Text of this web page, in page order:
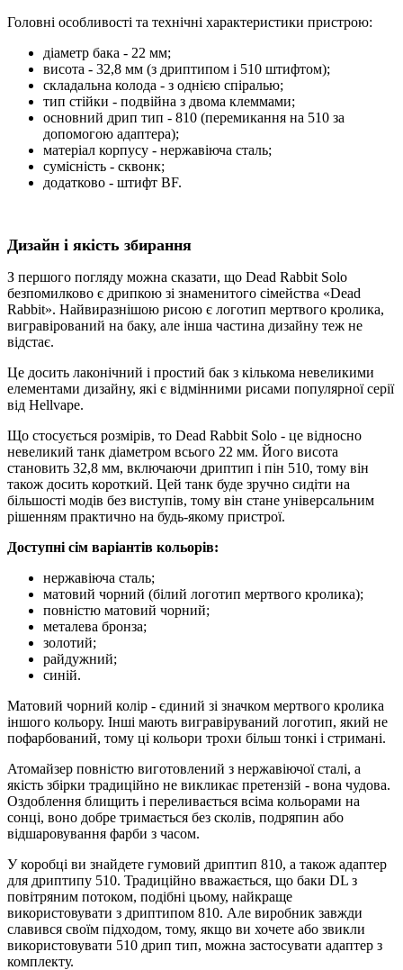
Головні особливості та технічні характеристики пристрою:
діаметр бака - 22 мм;
висота - 32,8 мм (з дриптипом і 510 штифтом);
складальна колода - з однією спіралью;
тип стійки - подвійна з двома клеммами;
основний дрип тип - 810 (перемикання на 510 за
допомогою адаптера);
матеріал корпусу - нержавіюча сталь;
сумісність - сквонк;
додатково - штифт BF.
Дизайн і якість збирання
З першого погляду можна сказати, що Dead Rabbit Solo
безпомилково є дрипкою зі знаменитого сімейства «Dead
Rabbit». Найвиразнішою рисою є логотип мертвого кролика,
вигравірований на баку, але інша частина дизайну теж не
відстає.
Це досить лаконічний і простий бак з кількома невеликими
елементами дизайну, які є відмінними рисами популярної серії
від Hellvape.
Що стосується розмірів, то Dead Rabbit Solo - це відносно
невеликий танк діаметром всього 22 мм. Його висота
становить 32,8 мм, включаючи дриптип і пін 510, тому він
також досить короткий. Цей танк буде зручно сидіти на
більшості модів без виступів, тому він стане універсальним
рішенням практично на будь-якому пристрої.
Доступні сім варіантів кольорів:
нержавіюча сталь;
матовий чорний (білий логотип мертвого кролика);
повністю матовий чорний;
металева бронза;
золотий;
райдужний;
синій.
Матовий чорний колір - єдиний зі значком мертвого кролика
іншого кольору. Інші мають вигравіруваний логотип, який не
пофарбований, тому ці кольори трохи більш тонкі і стримані.
Атомайзер повністю виготовлений з нержавіючої сталі, а
якість збірки традиційно не викликає претензій - вона чудова.
Оздоблення блищить і переливається всіма кольорами на
сонці, воно добре тримається без сколів, подряпин або
відшаровування фарби з часом.
У коробці ви знайдете гумовий дриптип 810, а також адаптер
для дриптипу 510. Традиційно вважається, що баки DL з
повітряним потоком, подібні цьому, найкраще
використовувати з дриптипом 810. Але виробник завжди
славився своїм підходом, тому, якщо ви хочете або звикли
використовувати 510 дрип тип, можна застосувати адаптер з
комплекту.